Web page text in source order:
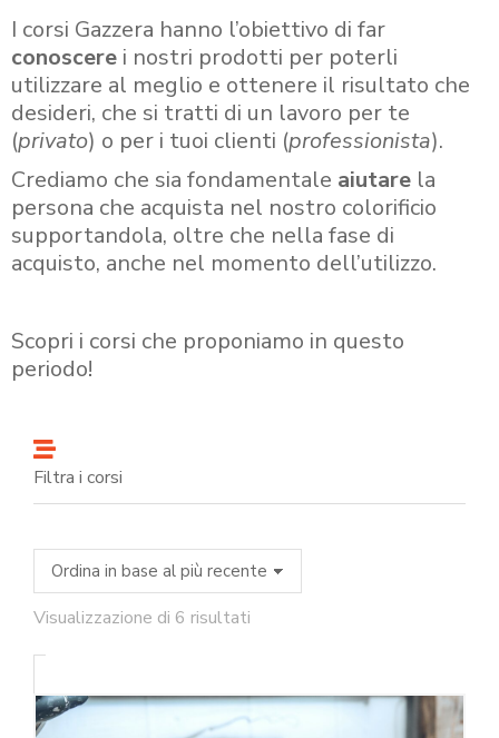
I corsi Gazzera hanno l’obiettivo di far
conoscere i nostri prodotti per poterli
utilizzare al meglio e ottenere il risultato che
desideri, che si tratti di un lavoro per te
(privato) o per i tuoi clienti (professionista).
Crediamo che sia fondamentale aiutare la
persona che acquista nel nostro colorificio
supportandola, oltre che nella fase di
acquisto, anche nel momento dell’utilizzo.
Scopri i corsi che proponiamo in questo
periodo!
Filtra i corsi
Visualizzazione di 6 risultati